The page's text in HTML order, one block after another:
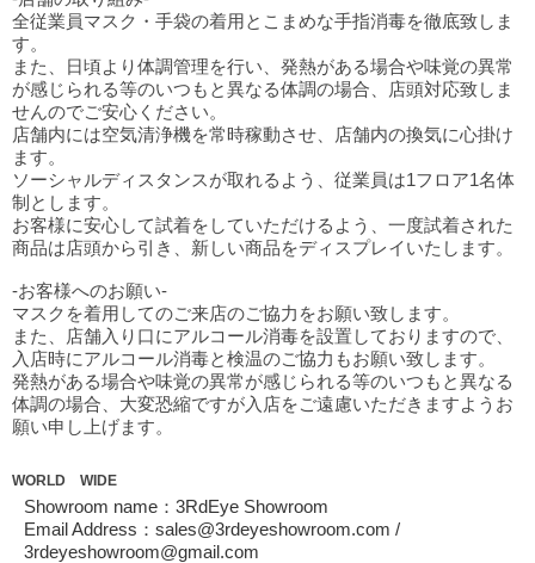
全従業員マスク・手袋の着用とこまめな手指消毒を徹底致しま
す。
また、日頃より体調管理を行い、発熱がある場合や味覚の異常
が感じられる等のいつもと異なる体調の場合、店頭対応致しま
せんのでご安心ください。
店舗内には空気清浄機を常時稼動させ、店舗内の換気に心掛け
ます。
ソーシャルディスタンスが取れるよう、従業員は1フロア1名体
制とします。
お客様に安心して試着をしていただけるよう、一度試着された
商品は店頭から引き、新しい商品をディスプレイいたします。
-お客様へのお願い-
マスクを着用してのご来店のご協力をお願い致します。
また、店舗入り口にアルコール消毒を設置しておりますので、
入店時にアルコール消毒と検温のご協力もお願い致します。
発熱がある場合や味覚の異常が感じられる等のいつもと異なる
体調の場合、大変恐縮ですが入店をご遠慮いただきますようお
願い申し上げます。
WORLD WIDE
Showroom name：3RdEye Showroom
Email Address：sales@3rdeyeshowroom.com /
3rdeyeshowroom@gmail.com